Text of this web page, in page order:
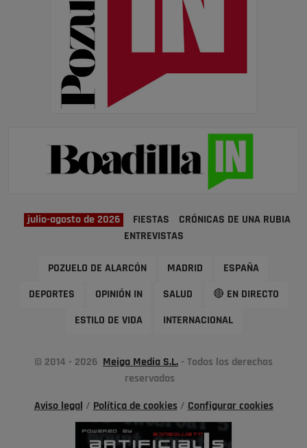
julio-agosto de 2026 FIESTAS
CRÓNICAS DE UNA RUBIA
ENTREVISTAS
POZUELO DE ALARCÓN MADRID ESPAÑA
DEPORTES OPINIÓN IN SALUD 🔴 EN DIRECTO
ESTILO DE VIDA INTERNACIONAL
© 2014 - 2026 Meiga Media S.L. - Todos los derechos
reservados
Aviso legal / Política de cookies/ Configurar cookies